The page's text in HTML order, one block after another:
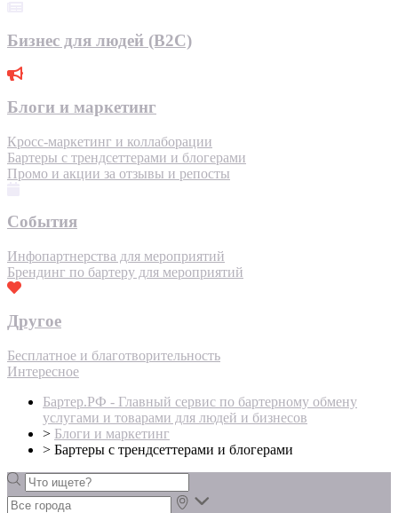
Бизнес для людей (B2C)
Блоги и маркетинг
Кросс-маркетинг и коллаборации
Бартеры с трендсеттерами и блогерами
Промо и акции за отзывы и репосты
События
Инфопартнерства для мероприятий
Брендинг по бартеру для мероприятий
Другое
Бесплатное и благотворительность
Интересное
Бартер.РФ - Главный сервис по бартерному обмену
услугами и товарами для людей и бизнесов
> Блоги и маркетинг
> Бартеры с трендсеттерами и блогерами